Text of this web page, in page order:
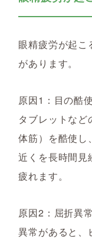
眼精疲労が起こ
があります。
原因1：目の酷
タブレットなど
体筋）を酷使し
近くを長時間見
疲れます。
原因2：屈折異
異常があると、